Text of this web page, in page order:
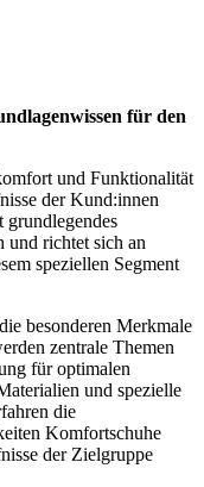
für den
und Funktionalität
der Kund:innen
grundlegendes
und richtet sich an
speziellen Segment
besonderen Merkmale
zentrale Themen
für optimalen
und spezielle
die
Komfortschuhe
der Zielgruppe